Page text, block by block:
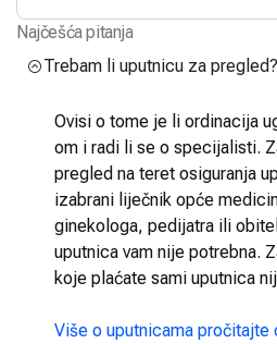
Najčešća pitanja
Trebam li uputnicu za pregled?
Ovisi o tome je li ordinacija
om i radi li se o specijalisti.
pregled na teret osiguranja
izabrani liječnik opće
ginekologa, pedijatra ili
uputnica vam nije potrebna.
koje plaćate sami uputnica
Više o uputnicama pročitajte